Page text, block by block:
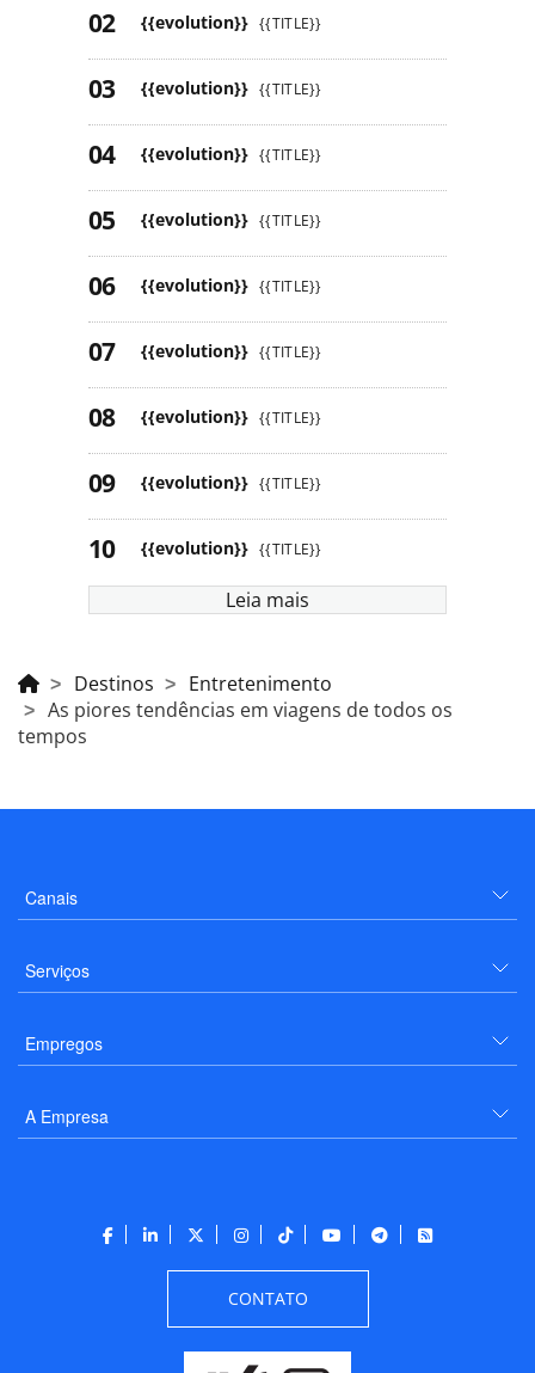
{{evolution}} {{TITLE}}
{{evolution}} {{TITLE}}
{{evolution}} {{TITLE}}
{{evolution}} {{TITLE}}
{{evolution}} {{TITLE}}
{{evolution}} {{TITLE}}
{{evolution}} {{TITLE}}
{{evolution}} {{TITLE}}
{{evolution}} {{TITLE}}
Leia mais
Destinos
Entretenimento
As piores tendências em viagens de todos os
tempos
Canais
Serviços
Empregos
A Empresa
CONTATO